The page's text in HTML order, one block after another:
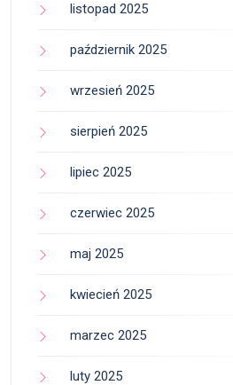
listopad 2025
październik 2025
wrzesień 2025
sierpień 2025
lipiec 2025
czerwiec 2025
maj 2025
kwiecień 2025
marzec 2025
luty 2025